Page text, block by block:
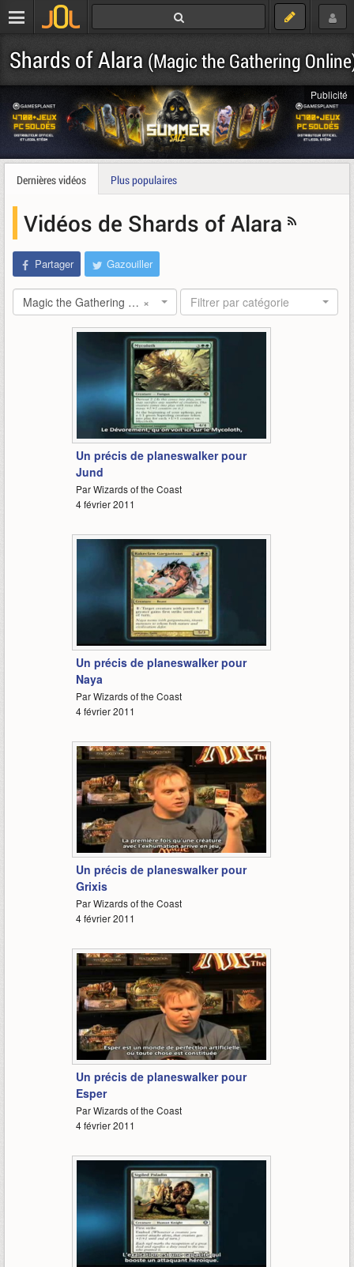
Shards of Alara(Magic the Gathering
Publicité
Dernières vidéos Plus populaires
Vidéos de Shards of Alara
Partager Gazouiller
×
Magic the Gathering Online: Shards of Alara Filtrer par catégorie
Un précis de planeswalker pour
Jund
Par Wizards of the Coast
4 février 2011
Un précis de planeswalker pour
Naya
Par Wizards of the Coast
4 février 2011
4:08
Un précis de planeswalker pour
Grixis
Par Wizards of the Coast
4 février 2011
2:26
Un précis de planeswalker pour
Esper
Par Wizards of the Coast
4 février 2011